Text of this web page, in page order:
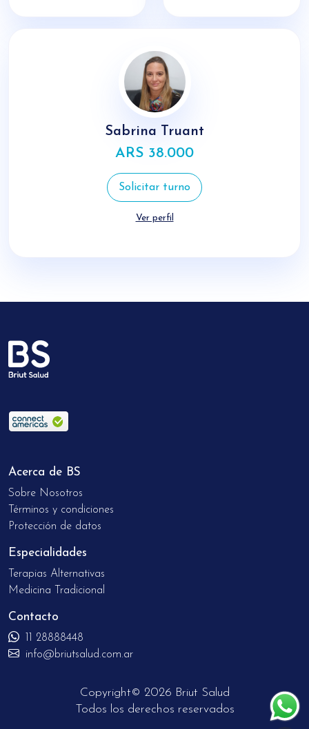
Sabrina Truant
ARS 38.000
Solicitar turno
Ver perfil
Acerca de BS
Sobre Nosotros
Términos y condiciones
Protección de datos
Especialidades
Terapias Alternativas
Medicina Tradicional
Contacto
11 28888448
info@briutsalud.com.ar
Copyright© 2026 Briut Salud
Todos los derechos reservados